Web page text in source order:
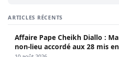
ARTICLES RÉCENTS
Affaire Pape Cheikh Diallo :
non-lieu accordé aux 28 mis